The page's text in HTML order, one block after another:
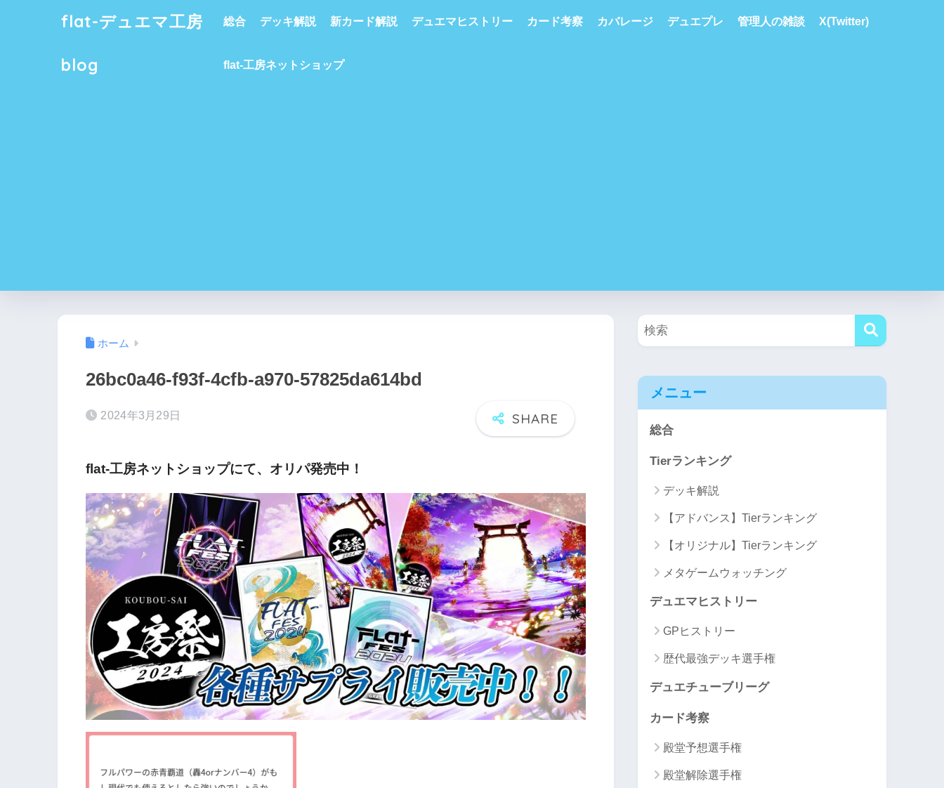
flat-デュエマ工房
blog
総合 デッキ解説 新カード解説 デュエマヒストリー カード考察 カバレージ デュエプレ 管理人の雑談 X(Twitter)
flat-工房ネットショップ
ホーム
26bc0a46-f93f-4cfb-a970-57825da614bd
2024年3月29日
flat-工房ネットショップにて、オリパ発売中！
メニュー
総合
Tierランキング
デッキ解説
【アドバンス】Tierランキング
【オリジナル】Tierランキング
メタゲームウォッチング
デュエマヒストリー
GPヒストリー
歴代最強デッキ選手権
デュエチューブリーグ
カード考察
殿堂予想選手権
殿堂解除選手権